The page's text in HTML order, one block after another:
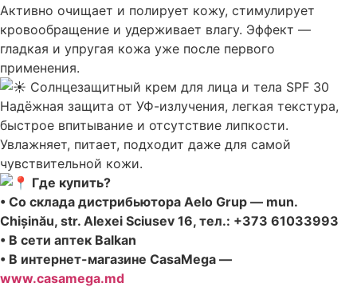
Активно очищает и полирует кожу, стимулирует
кровообращение и удерживает влагу. Эффект —
гладкая и упругая кожа уже после первого
применения.
Солнцезащитный крем для лица и тела SPF 30
Надёжная защита от УФ-излучения, легкая текстура,
быстрое впитывание и отсутствие липкости.
Увлажняет, питает, подходит даже для самой
чувствительной кожи.
Где купить?
• Со склада дистрибьютора Aelo Grup — mun.
Chișinău, str. Alexei Sciusev 16, тел.: +373 61033993
• В сети аптек Balkan
• В интернет-магазине CasaMega —
www.casamega.md